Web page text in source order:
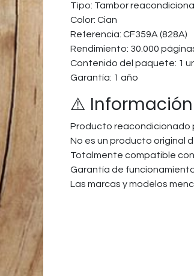
Tipo: Tambor
Color: Cian
Referencia: CF359A (828A)
Rendimiento: 30.000
Contenido del paquete: 1
Garantía: 1 año
⚠️
Producto reacondicionado
No es un producto original
Totalmente compatible
Garantía de
Las marcas y modelos